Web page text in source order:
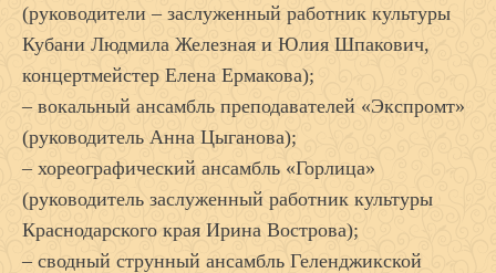
(руководители – заслуженный работник культуры
Кубани Людмила Железная и Юлия Шпакович,
концертмейстер Елена Ермакова);
– вокальный ансамбль преподавателей «Экспромт»
(руководитель Анна Цыганова);
– хореографический ансамбль «Горлица»
(руководитель заслуженный работник культуры
Краснодарского края Ирина Вострова);
– сводный струнный ансамбль Геленджикской